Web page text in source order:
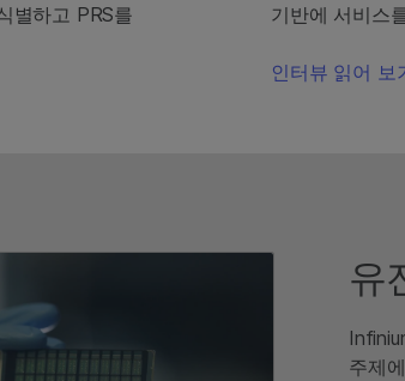
별하고 PRS를
기반에 서비스
인터뷰 읽어 보
유
주제